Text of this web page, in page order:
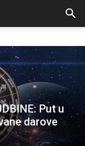
Put u
darove